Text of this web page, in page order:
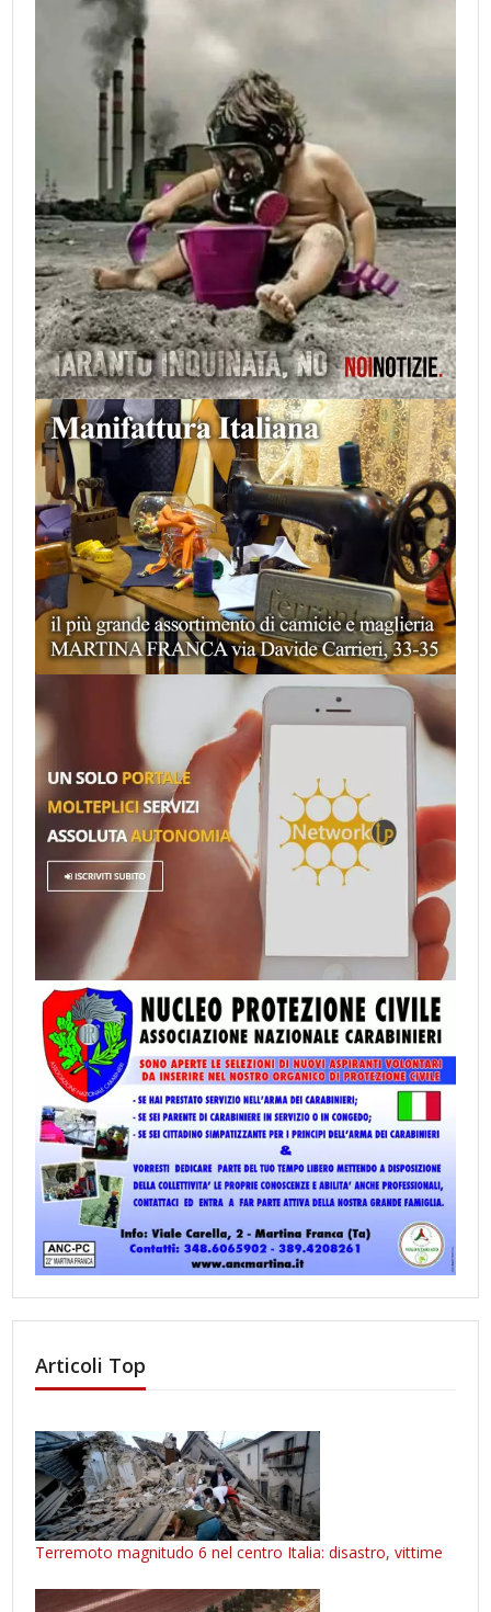
Articoli Top
Terremoto magnitudo 6 nel centro Italia: disastro, vittime